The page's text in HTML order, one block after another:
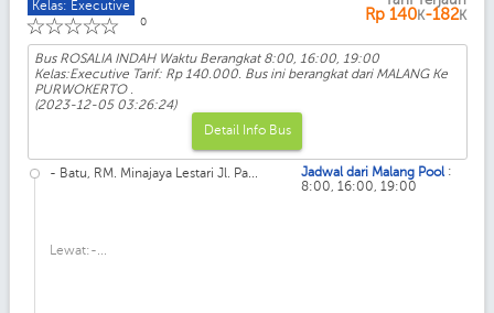
Kelas: Executive
☆
☆
☆
☆
☆ 0 Rp 140K-182K
Bus ROSALIA INDAH Waktu Berangkat 8:00, 16:00, 19:00
Kelas:Executive Tarif: Rp 140.000. Bus ini berangkat dari MALANG Ke
PURWOKERTO .
(2023-12-05 03:26:24)
Detail Info Bus
- Batu, RM. Minajaya Lestari Jl. Pa...
Lewat:-...
Jadwal dari Malang Pool :
8:00, 16:00, 19:00